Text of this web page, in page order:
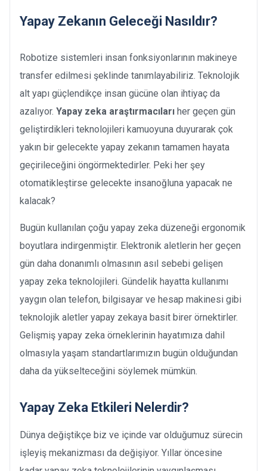
Yapay Zekanın Geleceği Nasıldır?
Robotize sistemleri insan fonksiyonlarının makineye
transfer edilmesi şeklinde tanımlayabiliriz. Teknolojik
alt yapı güçlendikçe insan gücüne olan ihtiyaç da
azalıyor. Yapay zeka araştırmacıları her geçen gün
geliştirdikleri teknolojileri kamuoyuna duyurarak çok
yakın bir gelecekte yapay zekanın tamamen hayata
geçirileceğini öngörmektedirler. Peki her şey
otomatikleştirse gelecekte insanoğluna yapacak ne
kalacak?
Bugün kullanılan çoğu yapay zeka düzeneği ergonomik
boyutlara indirgenmiştir. Elektronik aletlerin her geçen
gün daha donanımlı olmasının asıl sebebi gelişen
yapay zeka teknolojileri. Gündelik hayatta kullanımı
yaygın olan telefon, bilgisayar ve hesap makinesi gibi
teknolojik aletler yapay zekaya basit birer örnektirler.
Gelişmiş yapay zeka örneklerinin hayatımıza dahil
olmasıyla yaşam standartlarımızın bugün olduğundan
daha da yükselteceğini söylemek mümkün.
Yapay Zeka Etkileri Nelerdir?
Dünya değiştikçe biz ve içinde var olduğumuz sürecin
işleyiş mekanizması da değişiyor. Yıllar öncesine